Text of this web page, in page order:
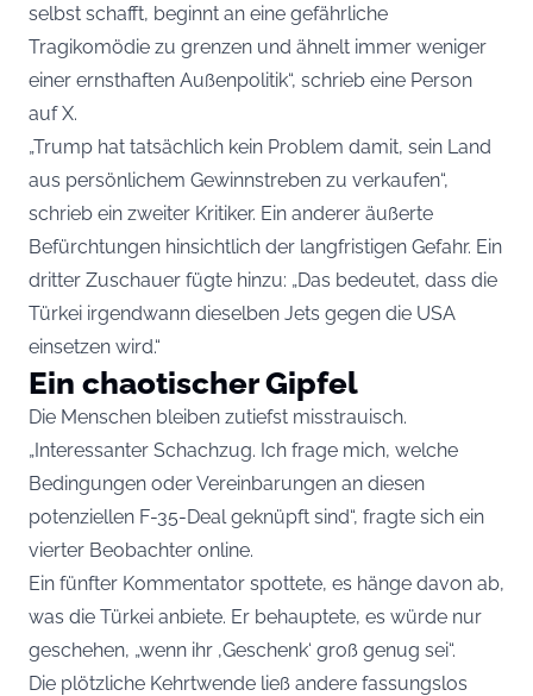
selbst schafft, beginnt an eine gefährliche
Tragikomödie zu grenzen und ähnelt immer weniger
einer ernsthaften Außenpolitik“, schrieb eine Person
auf X.
„Trump hat tatsächlich kein Problem damit, sein Land
aus persönlichem Gewinnstreben zu verkaufen“,
schrieb ein zweiter Kritiker. Ein anderer äußerte
Befürchtungen hinsichtlich der langfristigen Gefahr. Ein
dritter Zuschauer fügte hinzu: „Das bedeutet, dass die
Türkei irgendwann dieselben Jets gegen die USA
einsetzen wird.“
Ein chaotischer Gipfel
Die Menschen bleiben zutiefst misstrauisch.
„Interessanter Schachzug. Ich frage mich, welche
Bedingungen oder Vereinbarungen an diesen
potenziellen F-35-Deal geknüpft sind“, fragte sich ein
vierter Beobachter online.
Ein fünfter Kommentator spottete, es hänge davon ab,
was die Türkei anbiete. Er behauptete, es würde nur
geschehen, „wenn ihr ‚Geschenk‘ groß genug sei“.
Die plötzliche Kehrtwende ließ andere fassungslos